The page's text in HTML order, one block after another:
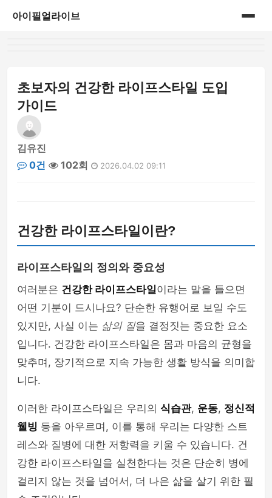
아이필얼라이브
초보자의 건강한 라이프스타일 도입
가이드
김유진
0건
102회 2026.04.02 09:11
건강한 라이프스타일이란?
라이프스타일의 정의와 중요성
여러분은 건강한 라이프스타일이라는 말을 들으면
어떤 기분이 드시나요? 단순한 유행어로 보일 수도
있지만, 사실 이는 삶의 질을 결정짓는 중요한 요소
입니다. 건강한 라이프스타일은 몸과 마음의 균형을
맞추며, 장기적으로 지속 가능한 생활 방식을 의미합
니다.
이러한 라이프스타일은 우리의 식습관, 운동, 정신적
웰빙 등을 아우르며, 이를 통해 우리는 다양한 스트
레스와 질병에 대한 저항력을 키울 수 있습니다. 건
강한 라이프스타일을 실천한다는 것은 단순히 병에
걸리지 않는 것을 넘어서, 더 나은 삶을 살기 위한 필